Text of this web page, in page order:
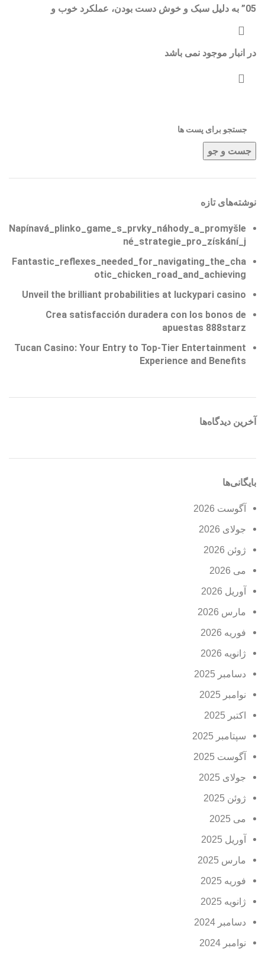
جست و جو
نوشته‌های تازه
Napínavá_plinko_game_s_prvky_náhody_a_promyšle
né_strategie_pro_získání_j
Fantastic_reflexes_needed_for_navigating_the_cha
otic_chicken_road_and_achieving
Unveil the brilliant probabilities at luckypari casino
Crea satisfacción duradera con los bonos de
apuestas 888starz
Tucan Casino: Your Entry to Top-Tier Entertainment
Experience and Benefits
آخرین دیدگاه‌ها
بایگانی‌ها
آگوست 2026
جولای 2026
ژوئن 2026
می 2026
آوریل 2026
مارس 2026
فوریه 2026
ژانویه 2026
دسامبر 2025
نوامبر 2025
اکتبر 2025
سپتامبر 2025
آگوست 2025
جولای 2025
ژوئن 2025
می 2025
آوریل 2025
مارس 2025
فوریه 2025
ژانویه 2025
دسامبر 2024
نوامبر 2024
05” به دلیل سبک و خوش دست بودن، عملکرد خوب و
در انبار موجود نمی باشد